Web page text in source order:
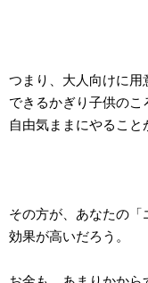
つまり、大人向けに用
できるかぎり子供のこ
自由気ままにやること
その方が、あなたの
効果が高いだろう。